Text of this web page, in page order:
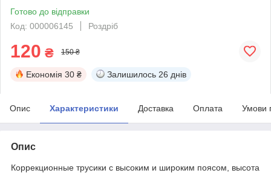
Готово до відправки
Код: 000006145
Роздріб
120 ₴ 150 ₴
Економія 30 ₴ Залишилось 26 днів
Опис Характеристики Доставка Оплата Умови
Опис
Коррекционные трусики с высоким и широким поясом, высота